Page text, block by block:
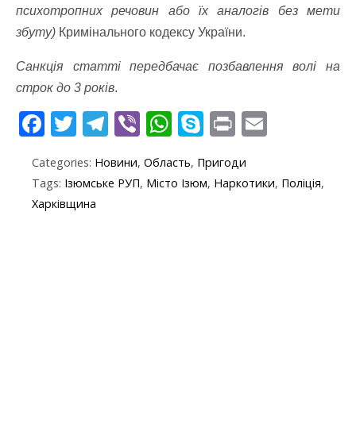
психотропних речовин або їх аналогів без мети
збуту) Кримінального кодексу України.
Санкція статті передбачає позбавлення волі на
строк до 3 років.
F
e
b
T
itt
er
T
e
Vi
er
W
at
S
y
p
Pr
t ai
Categories: Новини, Область, Пригоди
Tags: Ізюмське РУП, Місто Ізюм, Наркотики, Поліція,
Харківщина